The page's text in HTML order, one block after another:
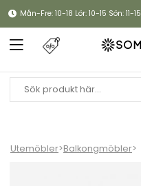
Mån-Fre: 10-18 Lör: 10-15 Sön: 11-15
Utemöbler>Balkongmöbler>